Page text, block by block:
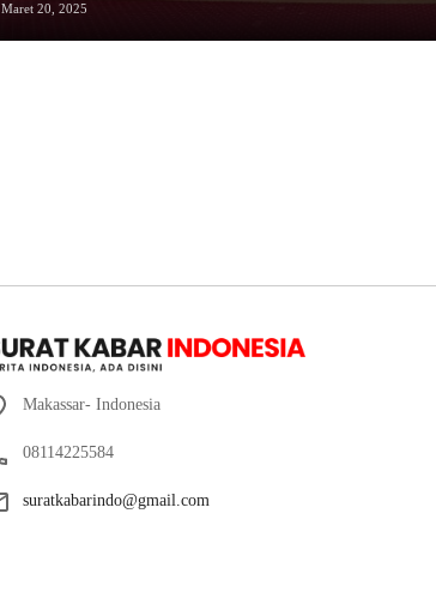
Maret 20, 2025
Makassar- Indonesia
08114225584
suratkabarindo@gmail.com